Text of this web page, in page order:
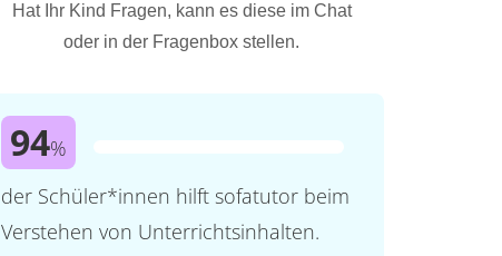
Hat Ihr Kind Fragen, kann es diese im Chat
oder in der Fragenbox stellen.
94%
der Schüler*innen hilft sofatutor beim
Verstehen von Unterrichtsinhalten.